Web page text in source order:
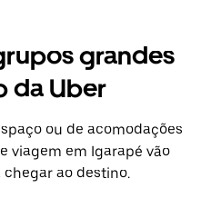
grandes
da Uber
ou de acomodações
viagem em Igarapé vão
ao destino.